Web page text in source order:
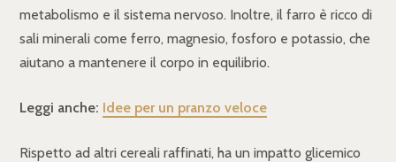
metabolismo e il sistema nervoso. Inoltre, il farro è ricco di
sali minerali come ferro, magnesio, fosforo e potassio, che
aiutano a mantenere il corpo in equilibrio.
Leggi anche: Idee per un pranzo veloce
Rispetto ad altri cereali raffinati, ha un impatto glicemico